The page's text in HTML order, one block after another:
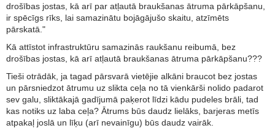
drošības jostas, kā arī par atļautā braukšanas ātruma pārkāpšanu,
ir spēcīgs rīks, lai samazinātu bojāgājušo skaitu, atzīmēts
pārskatā."
Kā attīstot infrastruktūru samazinās raukšanu reibumā, bez
drošības jostas, kā arī atļautā braukšanas ātruma pārkāpšanu???
Tieši otrādāk, ja tagad pārsvarā vietējie alkāni braucot bez jostas
un pārsniedzot ātrumu uz slikta ceļa no tā vienkārši nolido padarot
sev galu, sliktākajā gadījumā paķerot līdzi kādu pudeles brāli, tad
kas notiks uz laba ceļa? Ātrums būs daudz lielāks, barjeras metīs
atpakaļ joslā un līķu (arī nevainīgu) būs daudz vairāk.